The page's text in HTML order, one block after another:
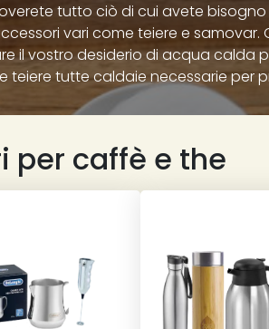
tutto ciò di cui avete
vari come teiere e
il vostro desiderio di acqua calda
tutte caldaie necessarie per
per caffè e the